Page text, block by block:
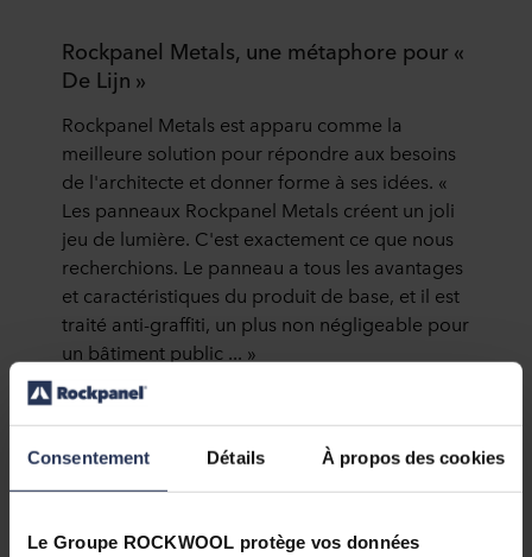
Consentement Détails À propos des cookies
Le Groupe ROCKWOOL protège vos données
Rockpanel Metals, une métaphore pour «
De Lijn »
Rockpanel Metals est apparu comme la
meilleure solution pour répondre aux besoins
de l'architecte et donner forme à ses idées. «
Les panneaux Rockpanel Metals créent un joli
jeu de lumière. C'est exactement ce que nous
recherchions. Le panneau a tous les avantages
et caractéristiques du produit de base, et il est
traité anti-graffiti, un plus non négligeable pour
un bâtiment public ... »
Au final, « De Lijn » se dote d'un complexe où,
certes, le tram tient la vedette, mais qui
suscitera l'admiration des travailleurs, des
passagers et des passants. Un bijou de
De Lijn », ARCHILES et Rockpanel.